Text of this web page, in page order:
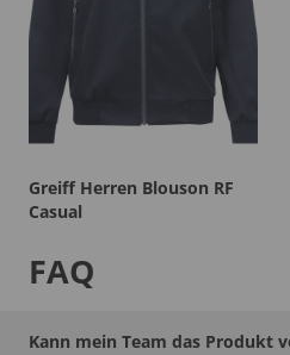
Greiff Herren Blouson RF
Casual
FAQ
Kann mein Team das Produkt